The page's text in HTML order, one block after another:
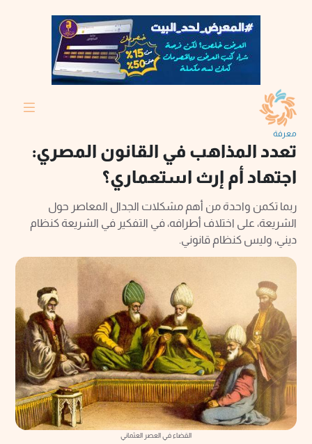
معرفة
تعدد المذاهب في القانون المصري:
اجتهاد أم إرث استعماري؟
ربما تكمن واحدة من أهم مشكلات الجدال المعاصر حول
الشريعة، على اختلاف أطرافه، في التفكير في الشريعة كنظام
ديني، وليس كنظام قانوني.
القضاء في العصر العثماني